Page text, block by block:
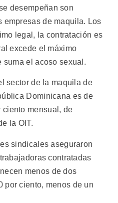
desempeñan son
empresas de maquila. Los
legal, la contratación es
excede el máximo
suma el acoso sexual.
sector de la maquila de
Dominicana es de
ciento mensual, de
la OIT.
sindicales aseguraron
contratadas
menos de dos
por ciento, menos de un